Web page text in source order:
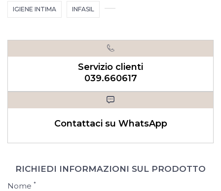
IGIENE INTIMA INFASIL
Servizio clienti
039.660617
Contattaci su WhatsApp
RICHIEDI INFORMAZIONI SUL PRODOTTO
Nome *